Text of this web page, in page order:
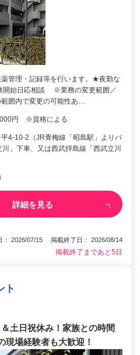
管理・記録等を行います。★夜勤な
始日応相談 ※業務の変更範囲／
囲内で変更の可能性あ…
円 ※資格による
4-10-2（JR青梅線「昭島駅」よりバ
」下車、又は西武拝島線「西武立川
詳細を見る
： 2026/07/15 掲載終了日： 2026/08/14
掲載終了まであと5日
ト
土日祝休み！家族との時間
現場経験者も大歓迎！